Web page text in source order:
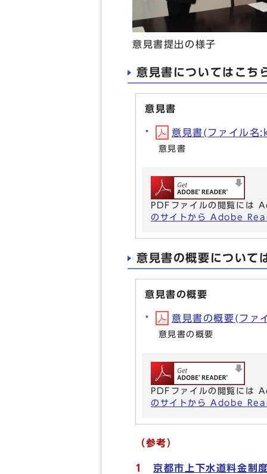
意見書提出の様子
意見書についてはこち
意見書
意見書(ファイル
意見書
PDFファイルの閲覧には
のサイトから Adobe
意見書の概要について
意見書の概要
意見書の概要(フ
意見書の概要
PDFファイルの閲覧には
のサイトから Adobe
（参考）
1京都市上下水道料金制